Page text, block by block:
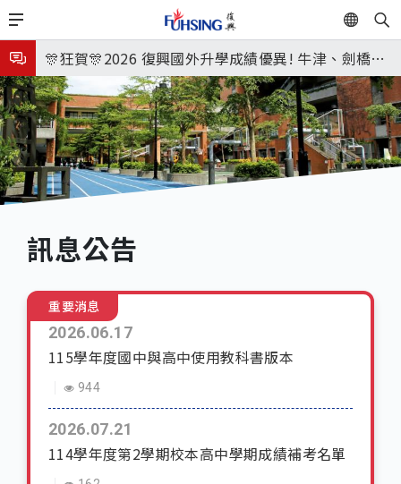
移
至
主
內
容
EN
🎉🎉🎉狂賀! 12望蘇同學榮錄MIT麻省理工學院，本校
連續兩年錄取世界第一學府！
🎊狂賀🎊2026 復興國外升學成績優異! 牛津、劍橋首
次雙星閃耀✨
115年校本部大學榜單再創佳績🎉，32％達醫學系錄
取標準、62%達台大錄取標準。各組合4科60級分9人
🎊
7月27日 中學暑輔開始
8月3日 分科成績公布
🎉🎉🎉狂賀! 12望蘇同學榮錄MIT麻省理工學院，本校
連續兩年錄取世界第一學府！
訊息公告
重要消息
2026.06.17
115學年度國中與高中使用教科書版本
944
2026.07.21
114學年度第2學期校本高中學期成績補考名單